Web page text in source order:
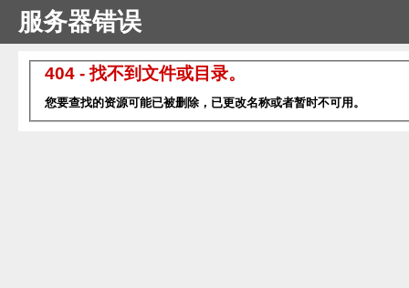
服务器错误
404 - 找不到文件或目录。
您要查找的资源可能已被删除，已更改名称或者暂时不可用。